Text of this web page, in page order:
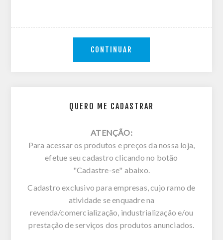
QUERO ME CADASTRAR
ATENÇÃO:
Para acessar os produtos e preços da nossa loja,
efetue seu cadastro clicando no botão
"Cadastre-se" abaixo.
Cadastro exclusivo para empresas, cujo ramo de
atividade se enquadre na
revenda/comercialização, industrialização e/ou
prestação de serviços dos produtos anunciados.
CONTINUAR